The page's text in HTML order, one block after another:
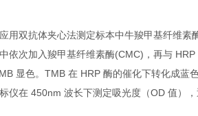
用双抗体夹心法测定标本中牛羧甲基纤维
依次加入羧甲基纤维素酶(CMC)，再与
显色。TMB 在 HRP 酶的催化下转化成蓝
仪在 450nm 波长下测定吸光度（OD 值）